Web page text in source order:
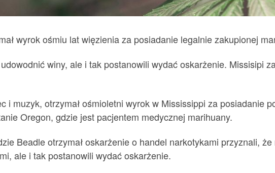
wyrok ośmiu lat więzienia za posiadanie legalnie zakupionej
winy, ale i tak postanowili wydać oskarżenie. Missisipi
i muzyk, otrzymał ośmioletni wyrok w Mississippi za posiadanie
Oregon, gdzie jest pacjentem medycznej marihuany.
Beadle otrzymał oskarżenie o handel narkotykami przyznali,
ale i tak postanowili wydać oskarżenie.